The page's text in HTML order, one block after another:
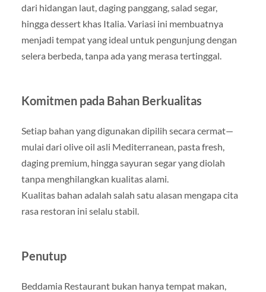
dari hidangan laut, daging panggang, salad segar,
hingga dessert khas Italia. Variasi ini membuatnya
menjadi tempat yang ideal untuk pengunjung dengan
selera berbeda, tanpa ada yang merasa tertinggal.
Komitmen pada Bahan Berkualitas
Setiap bahan yang digunakan dipilih secara cermat—
mulai dari olive oil asli Mediterranean, pasta fresh,
daging premium, hingga sayuran segar yang diolah
tanpa menghilangkan kualitas alami.
Kualitas bahan adalah salah satu alasan mengapa cita
rasa restoran ini selalu stabil.
Penutup
Beddamia Restaurant bukan hanya tempat makan,